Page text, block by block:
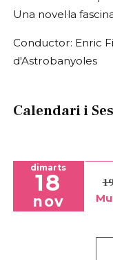
Una novel·la
Conductor: Enric
d'Astrobanyoles
Calendari i
dimarts
18
nov